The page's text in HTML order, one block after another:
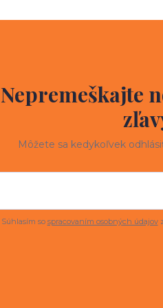
Nepremeškajte
Môžete sa kedykoľvek
Súhlasím so spracovaním osobných údajov